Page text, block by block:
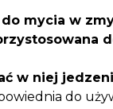
mycia w
w niej
do